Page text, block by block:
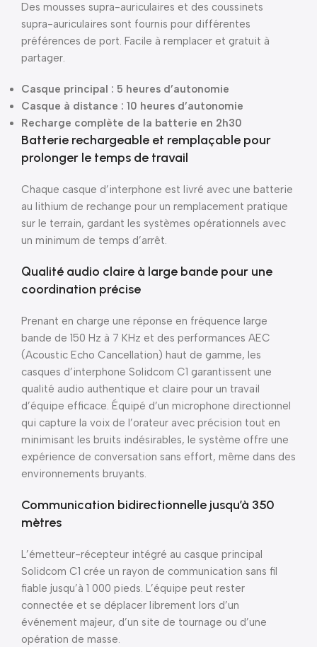
Des mousses supra-auriculaires et des coussinets
supra-auriculaires sont fournis pour différentes
préférences de port. Facile à remplacer et gratuit à
partager.
Casque principal : 5 heures d’autonomie
Casque à distance : 10 heures d’autonomie
Recharge complète de la batterie en 2h30
Batterie rechargeable et remplaçable pour
prolonger le temps de travail
Chaque casque d’interphone est livré avec une batterie
au lithium de rechange pour un remplacement pratique
sur le terrain, gardant les systèmes opérationnels avec
un minimum de temps d’arrêt.
Qualité audio claire à large bande pour une
coordination précise
Prenant en charge une réponse en fréquence large
bande de 150 Hz à 7 KHz et des performances AEC
(Acoustic Echo Cancellation) haut de gamme, les
casques d’interphone Solidcom C1 garantissent une
qualité audio authentique et claire pour un travail
d’équipe efficace. Équipé d’un microphone directionnel
qui capture la voix de l’orateur avec précision tout en
minimisant les bruits indésirables, le système offre une
expérience de conversation sans effort, même dans des
environnements bruyants.
Communication bidirectionnelle jusqu’à 350
mètres
L’émetteur-récepteur intégré au casque principal
Solidcom C1 crée un rayon de communication sans fil
fiable jusqu’à 1 000 pieds. L’équipe peut rester
connectée et se déplacer librement lors d’un
événement majeur, d’un site de tournage ou d’une
opération de masse.